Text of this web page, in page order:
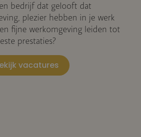
bedrijf dat gelooft dat
plezier hebben in je werk
fijne werkomgeving leiden tot
prestaties?
vacatures